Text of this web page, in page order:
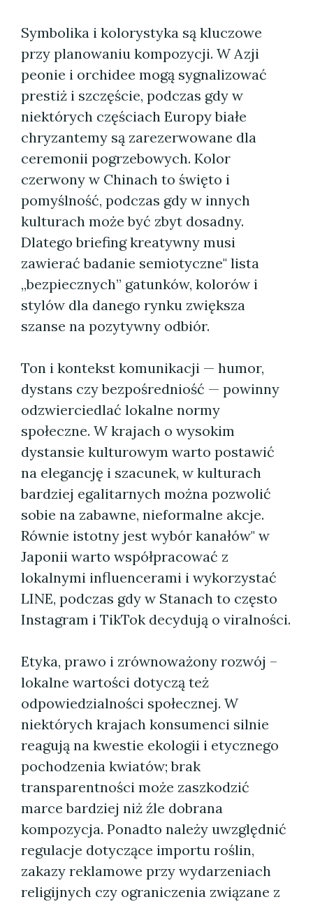
Symbolika i kolorystyka są kluczowe
przy planowaniu kompozycji. W Azji
peonie i orchidee mogą sygnalizować
prestiż i szczęście, podczas gdy w
niektórych częściach Europy białe
chryzantemy są zarezerwowane dla
ceremonii pogrzebowych. Kolor
czerwony w Chinach to święto i
pomyślność, podczas gdy w innych
kulturach może być zbyt dosadny.
Dlatego briefing kreatywny musi
zawierać badanie semiotyczne" lista
„bezpiecznych” gatunków, kolorów i
stylów dla danego rynku zwiększa
szanse na pozytywny odbiór.
Ton i kontekst komunikacji — humor,
dystans czy bezpośredniość — powinny
odzwierciedlać lokalne normy
społeczne. W krajach o wysokim
dystansie kulturowym warto postawić
na elegancję i szacunek, w kulturach
bardziej egalitarnych można pozwolić
sobie na zabawne, nieformalne akcje.
Równie istotny jest wybór kanałów" w
Japonii warto współpracować z
lokalnymi influencerami i wykorzystać
LINE, podczas gdy w Stanach to często
Instagram i TikTok decydują o viralności.
Etyka, prawo i zrównoważony rozwój –
lokalne wartości dotyczą też
odpowiedzialności społecznej. W
niektórych krajach konsumenci silnie
reagują na kwestie ekologii i etycznego
pochodzenia kwiatów; brak
transparentności może zaszkodzić
marce bardziej niż źle dobrana
kompozycja. Ponadto należy uwzględnić
regulacje dotyczące importu roślin,
zakazy reklamowe przy wydarzeniach
religijnych czy ograniczenia związane z